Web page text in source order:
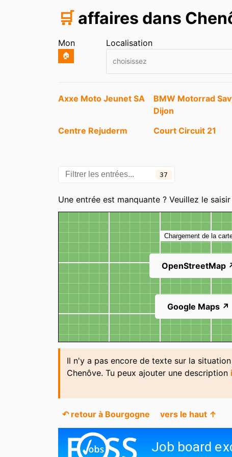
🛒 affaires dans
Mon
🏠
Localisation
choisissez
Entrées
Axxe Moto Jeunet SA
BMW Motorrad
Dijon
Centre Rejuderm Court Circuit 21
Mitsubishi occasion
L'atelier de Marie Land Rover
Midas Mobalpa
Picard Plongée Sub
Zolpan
37
Catégories
Une entrée est manquante ? Veuillez le
Carte
Chargement de la
OpenStreetMap
Google Maps ↗
Il n'y a pas encore de texte sur la
Chenôve. Tu peux ajouter une description
↶ retour à Bourgogne vers le haut ↑